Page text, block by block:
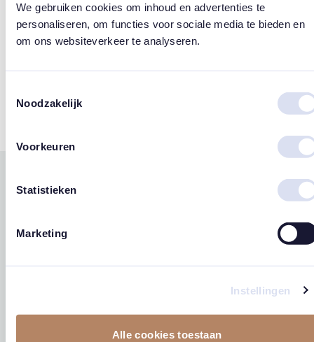
We gebruiken cookies om inhoud en advertenties te
personaliseren, om functies voor sociale media te bieden en
om ons websiteverkeer te analyseren.
Noodzakelijk
Voorkeuren
Statistieken
Marketing
Instellingen
Alle cookies toestaan
Wondercandle®
Gerelateerde